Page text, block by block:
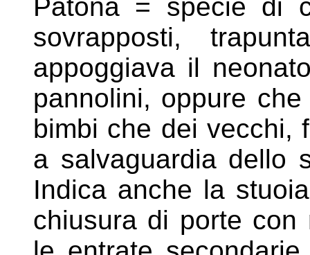
Patóna = specie di
sovrapposti,
appoggiava il
pannolini, oppure
bimbi che dei vecchi,
a salvaguardia dello
Indica anche la
chiusura di porte con